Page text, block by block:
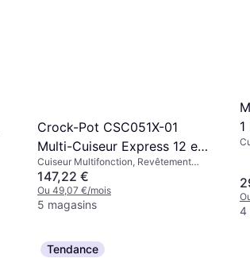
Crock-Pot CSC051X-01
Multi-Cuiseur Express 12 en
1-5 1000 W 6 L
Cuiseur Multifonction, Revêtement
Antiadhésif, Écran, Fonction Maintien
au Chaud, Minuterie, Plateau Vapeur,
Poignée Isolante de Chaleur, 5.6L
147,22 €
Ou 49,07 €/mois
5 magasins 4
Tendance